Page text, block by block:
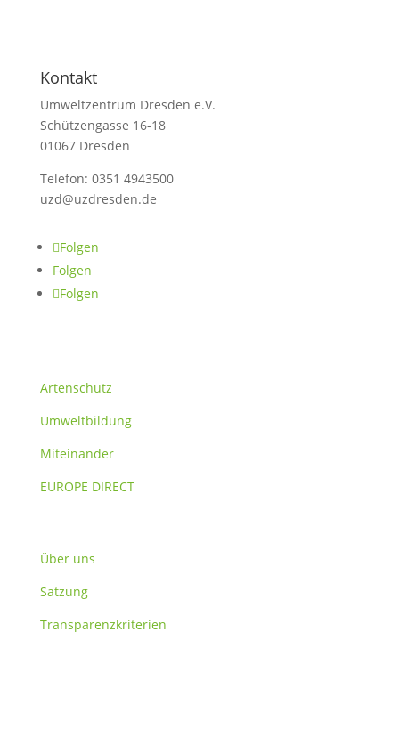
Kontakt
Umweltzentrum Dresden e.V.
Schützengasse 16-18
01067 Dresden
Telefon: 0351 4943500
uzd@uzdresden.de
Folgen
Folgen
Folgen
Artenschutz
Umweltbildung
Miteinander
EUROPE DIRECT
Über uns
Satzung
Transparenzkriterien